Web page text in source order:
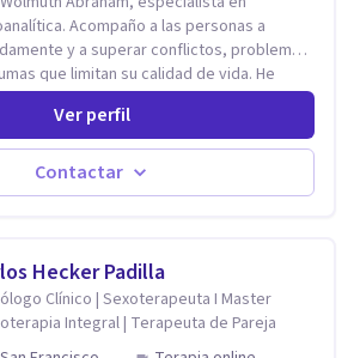
Acompaño a las personas a
y a superar conflictos, problemas
que limitan su calidad de vida. He
instituciones como el Hospital
Instituto Psiquiátrico MENDAO, San
Psiquiátrico Infantil y el Centro de
Además, tuve el privilegio de colaborar
Olivar del Conde y Xochimilco, lo que
Ver perfil
Contactar
Hecker Padilla
Clínico | Sexoterapeuta I Master
Integral | Terapeuta de Pareja